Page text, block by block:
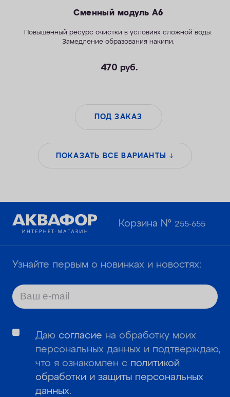
Сменный модуль А6
Повышенный ресурс очистки в условиях сложной воды.
Замедление образования накипи.
470 руб.
ПОД ЗАКАЗ
ПОКАЗАТЬ ВСЕ ВАРИАНТЫ
Корзина № 255-655
Узнайте первым о новинках и новостях:
Даю согласие на обработку моих
персональных данных и подтверждаю,
что я ознакомлен с политикой
обработки и защиты персональных
данных.